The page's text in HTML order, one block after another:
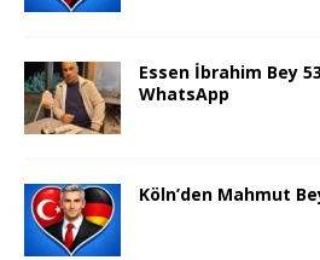
Essen İbrahim Bey
WhatsApp
Köln’den Mahmut